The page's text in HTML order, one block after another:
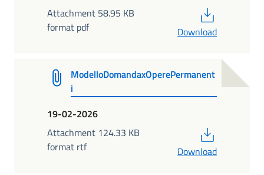
Attachment 58.95 KB
format pdf
Download
ModelloDomandaxOperePermanent
i
19-02-2026
Attachment 124.33 KB
format rtf
Download